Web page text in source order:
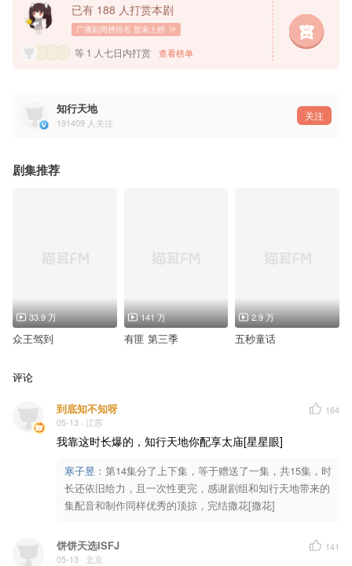
程若泽：胡良伟@故意不上钩的鱼yo
保姆：张碧玉@张碧玉berry
刘息：宝木中阳@cucn201宝木中阳
尤柏悦：钱文青@钱文青_拾弎幺
老吴：图特哈蒙@你的图特哈蒙
已有 188 人打赏本剧
广播剧周榜排名 暂未上榜
等 1 人七日内打赏 查看榜单
知行天地
191409 人关注
关注
剧集推荐
33.9 万
众王驾到
141 万
有匪 第三季
2.9 万
五秒童话
评论
到底知不知呀
05-13 · 江苏
164
我靠这时长爆的，知行天地你配享太庙[星星眼]
寒子昱 ： 第14集分了上下集，等于赠送了一集，共15集，时
长还依旧给力，且一次性更完，感谢剧组和知行天地带来的
集配音和制作同样优秀的顶掠，完结撒花[撒花]
饼饼天选ISFJ
05-13 · 北京
141